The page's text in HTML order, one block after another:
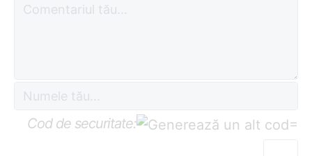
Cod de securitate: =